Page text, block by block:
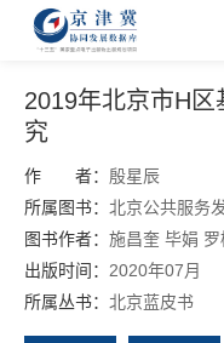
2019年北京市H
究
作 者： 殷星辰
所属图书： 北京公共服务
图书作者： 施昌奎 毕娟 罗
出版时间： 2020年07月
所属丛书： 北京蓝皮书